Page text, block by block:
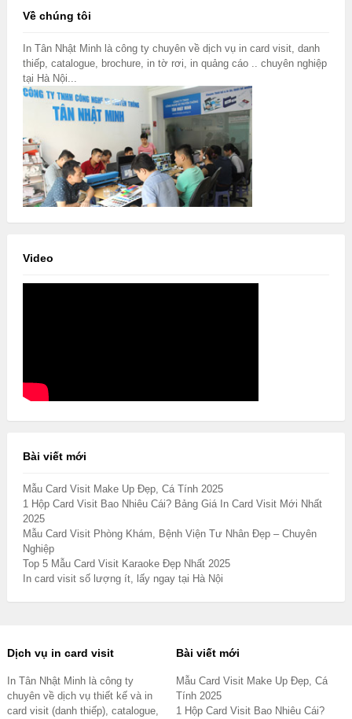
Về chúng tôi
In Tân Nhật Minh là công ty chuyên về dịch vụ in card visit, danh
thiếp, catalogue, brochure, in tờ rơi, in quảng cáo .. chuyên nghiệp
tại Hà Nội...
Video
Bài viết mới
Mẫu Card Visit Make Up Đẹp, Cá Tính 2025
1 Hộp Card Visit Bao Nhiêu Cái? Bảng Giá In Card Visit Mới Nhất
2025
Mẫu Card Visit Phòng Khám, Bệnh Viện Tư Nhân Đẹp – Chuyên
Nghiệp
Top 5 Mẫu Card Visit Karaoke Đẹp Nhất 2025
In card visit số lượng ít, lấy ngay tại Hà Nội
Dịch vụ in card visit
In Tân Nhật Minh là công ty
chuyên về dịch vụ thiết kế và in
card visit (danh thiếp), catalogue,
Bài viết mới
Mẫu Card Visit Make Up Đẹp, Cá
Tính 2025
1 Hộp Card Visit Bao Nhiêu Cái?